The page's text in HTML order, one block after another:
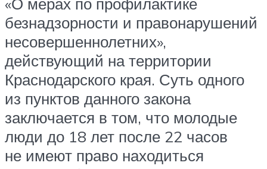
«О мерах по профилактике
безнадзорности и правонарушений
несовершеннолетних»,
действующий на территории
Краснодарского края. Суть одного
из пунктов данного закона
заключается в том, что молодые
люди до 18 лет после 22 часов
не имеют право находиться